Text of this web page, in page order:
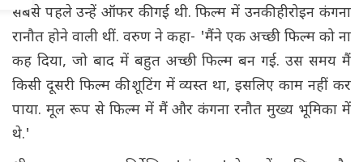
सबसे पहले उन्हें ऑफर की गई थी. फिल्म में उनकी हीरोइन कंगना
रानौत होने वाली थीं. वरुण ने कहा- 'मैंने एक अच्छी फिल्म को ना
कह दिया, जो बाद में बहुत अच्छी फिल्म बन गई. उस समय मैं
किसी दूसरी फिल्म की शूटिंग में व्यस्त था, इसलिए काम नहीं कर
पाया. मूल रूप से फिल्म में मैं और कंगना रनौत मुख्य भूमिका में
थे.'